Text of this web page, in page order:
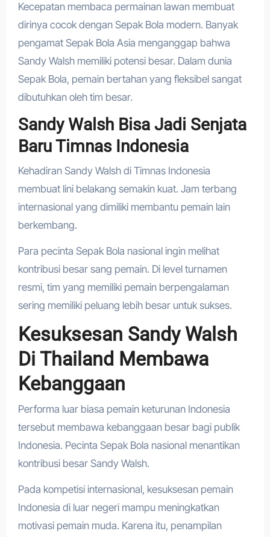
Kecepatan membaca permainan lawan membuat
dirinya cocok dengan Sepak Bola modern. Banyak
pengamat Sepak Bola Asia menganggap bahwa
Sandy Walsh memiliki potensi besar. Dalam dunia
Sepak Bola, pemain bertahan yang fleksibel sangat
dibutuhkan oleh tim besar.
Sandy Walsh Bisa Jadi Senjata
Baru Timnas Indonesia
Kehadiran Sandy Walsh di Timnas Indonesia
membuat lini belakang semakin kuat. Jam terbang
internasional yang dimiliki membantu pemain lain
berkembang.
Para pecinta Sepak Bola nasional ingin melihat
kontribusi besar sang pemain. Di level turnamen
resmi, tim yang memiliki pemain berpengalaman
sering memiliki peluang lebih besar untuk sukses.
Kesuksesan Sandy Walsh
Di Thailand Membawa
Kebanggaan
Performa luar biasa pemain keturunan Indonesia
tersebut membawa kebanggaan besar bagi publik
Indonesia. Pecinta Sepak Bola nasional menantikan
kontribusi besar Sandy Walsh.
Pada kompetisi internasional, kesuksesan pemain
Indonesia di luar negeri mampu meningkatkan
motivasi pemain muda. Karena itu, penampilan